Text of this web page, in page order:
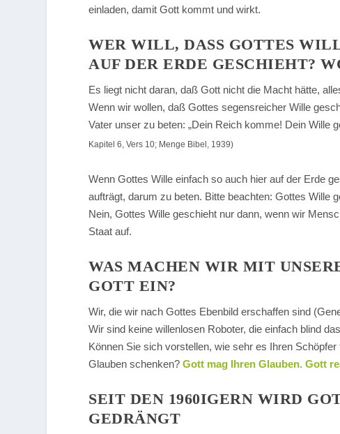
einladen, damit Gott kommt und wirkt.
WER WILL, DASS GOTTES
UF DER ERDE GESCHIEHT?
Es liegt nicht daran, daß Gott nicht die Macht hätte,
Wenn wir wollen, daß Gottes segensreicher Wille
Vater unser zu beten:„Dein Reich komme! Dein Wille
Kapitel 6, Vers 10; Menge Bibel, 1939)
Wenn Gottes Wille einfach so auch hier auf der Erde
aufträgt, darum zu beten. Bitte beachten: Gottes Wille
Nein, Gottes Wille geschieht nur dann, wenn wir
Staat auf.
WAS MACHEN WIR MIT
GOTT EIN?
Wir, die wir nach Gottes Ebenbild erschaffen sind
Wir sind keine willenlosen Roboter, die einfach blind
Können Sie sich vorstellen, wie sehr es Ihren
Glauben schenken?Gott mag Ihren Glauben. Gott
SEIT DEN 1960IGERN WIRD
GEDRÄNGT